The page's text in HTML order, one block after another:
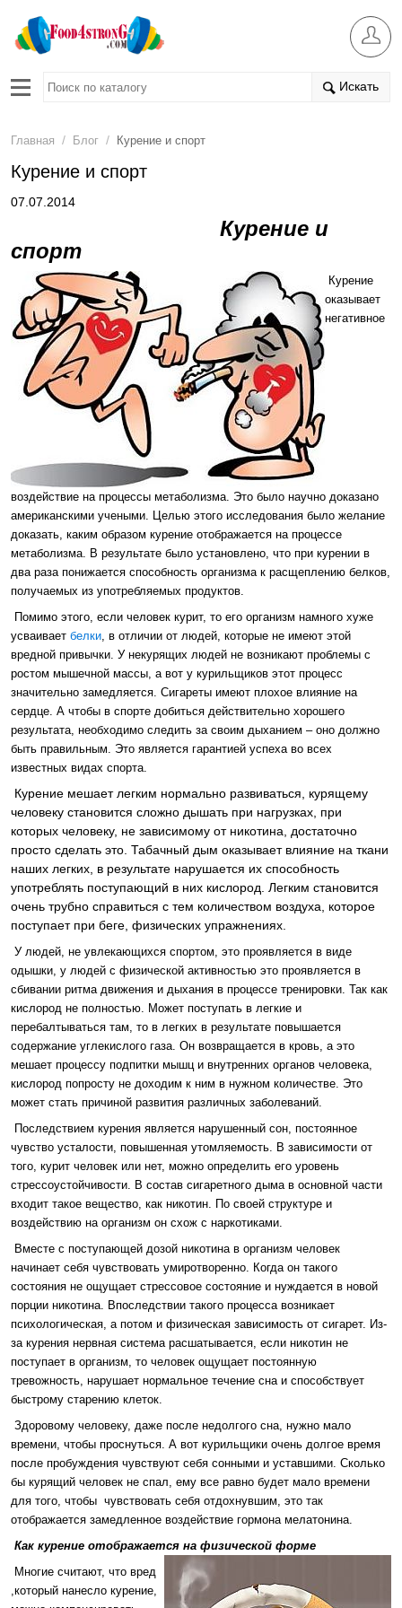
Искать
Главная / Блог / Курение и спорт
Курение и спорт
07.07.2014
Курение и
спорт
Курение
оказывает
негативное
воздействие на процессы метаболизма. Это было научно доказано
американскими учеными. Целью этого исследования было желание
доказать, каким образом курение отображается на процессе
метаболизма. В результате было установлено, что при курении в
два раза понижается способность организма к расщеплению белков,
получаемых из употребляемых продуктов.
Помимо этого, если человек курит, то его организм намного хуже
усваивает белки, в отличии от людей, которые не имеют этой
вредной привычки. У некурящих людей не возникают проблемы с
ростом мышечной массы, а вот у курильщиков этот процесс
значительно замедляется. Сигареты имеют плохое влияние на
сердце. А чтобы в спорте добиться действительно хорошего
результата, необходимо следить за своим дыханием – оно должно
быть правильным. Это является гарантией успеха во всех
известных видах спорта.
Курение мешает легким нормально развиваться, курящему
человеку становится сложно дышать при нагрузках, при
которых человеку, не зависимому от никотина, достаточно
просто сделать это. Табачный дым оказывает влияние на ткани
наших легких, в результате нарушается их способность
употреблять поступающий в них кислород. Легким становится
очень трубно справиться с тем количеством воздуха, которое
поступает при беге, физических упражнениях.
У людей, не увлекающихся спортом, это проявляется в виде
одышки, у людей с физической активностью это проявляется в
сбивании ритма движения и дыхания в процессе тренировки. Так как
кислород не полностью. Может поступать в легкие и
перебалтываться там, то в легких в результате повышается
содержание углекислого газа. Он возвращается в кровь, а это
мешает процессу подпитки мышц и внутренних органов человека,
кислород попросту не доходим к ним в нужном количестве. Это
может стать причиной развития различных заболеваний.
Последствием курения является нарушенный сон, постоянное
чувство усталости, повышенная утомляемость. В зависимости от
того, курит человек или нет, можно определить его уровень
стрессоустойчивости. В состав сигаретного дыма в основной части
входит такое вещество, как никотин. По своей структуре и
воздействию на организм он схож с наркотиками.
Вместе с поступающей дозой никотина в организм человек
начинает себя чувствовать умиротворенно. Когда он такого
состояния не ощущает стрессовое состояние и нуждается в новой
порции никотина. Впоследствии такого процесса возникает
психологическая, а потом и физическая зависимость от сигарет. Из-
за курения нервная система расшатывается, если никотин не
поступает в организм, то человек ощущает постоянную
тревожность, нарушает нормальное течение сна и способствует
быстрому старению клеток.
Здоровому человеку, даже после недолгого сна, нужно мало
времени, чтобы проснуться. А вот курильщики очень долгое время
после пробуждения чувствуют себя сонными и уставшими. Сколько
бы курящий человек не спал, ему все равно будет мало времени
для того, чтобы чувствовать себя отдохнувшим, это так
отображается замедленное воздействие гормона мелатонина.
Как курение отображается на физической форме
Многие считают, что вред
,который нанесло курение,